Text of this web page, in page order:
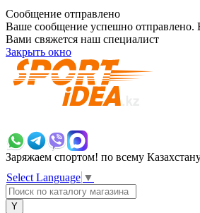
Сообщение отправлено
Ваше сообщение успешно отправлено.
Вами свяжется наш специалист
Закрыть окно
Заряжаем спортом! по всему
Select Language ▼